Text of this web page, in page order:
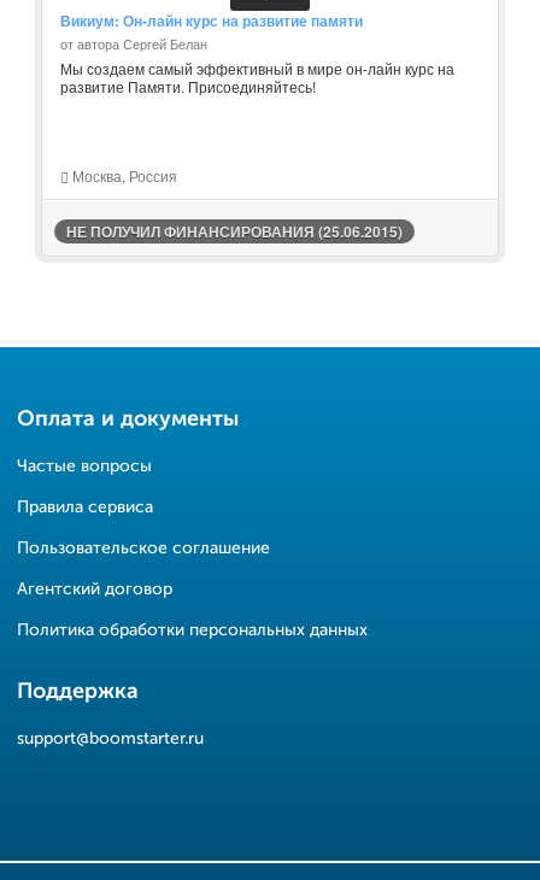
Викиум: Он-лайн курс на развитие памяти
от автора Сергей Белан
Мы создаем самый эффективный в мире он-лайн курс на
развитие Памяти. Присоединяйтесь!
Москва, Россия
НЕ ПОЛУЧИЛ ФИНАНСИРОВАНИЯ (25.06.2015)
Оплата и документы
Частые вопросы
Правила сервиса
Пользовательское соглашение
Агентский договор
Политика обработки персональных данных
Поддержка
support@boomstarter.ru